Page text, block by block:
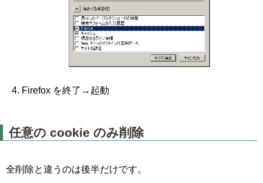
Firefox を終了→起動
任意の cookie のみ削除
全削除と違うのは後半だけです。